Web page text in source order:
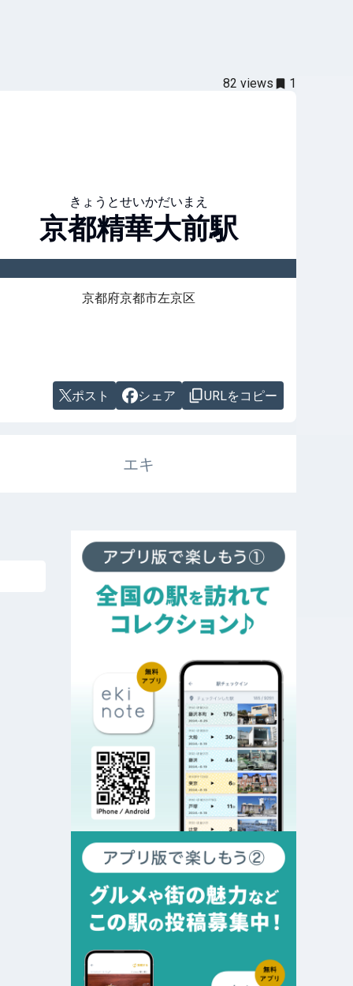
82 views 1
きょうとせいかだいまえ
京都精華大前駅
京都府京都市左京区
ポスト シェア URLをコピー
エキ